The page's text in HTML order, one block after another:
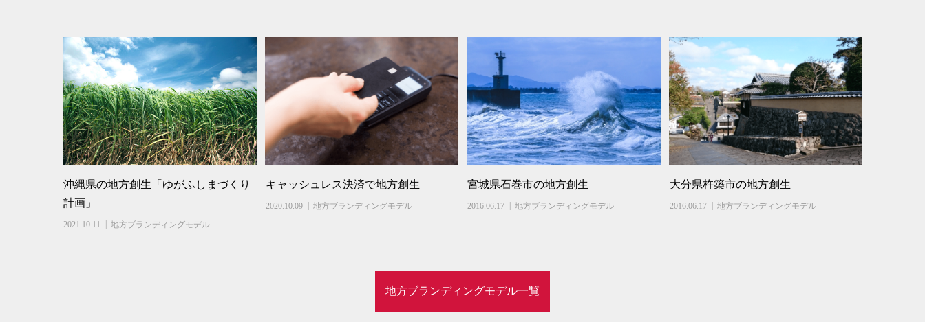
沖縄県の地方創生「ゆがふしまづくり
計画」
2021.10.11 地方ブランディングモデル
キャッシュレス決済で地方創生
2020.10.09 地方ブランディングモデル
宮城県石巻市の地方創生
2016.06.17 地方ブランディングモデル
大分県杵築市の地方創生
2016.06.17 地方ブランディングモデル
地方ブランディングモデル一覧